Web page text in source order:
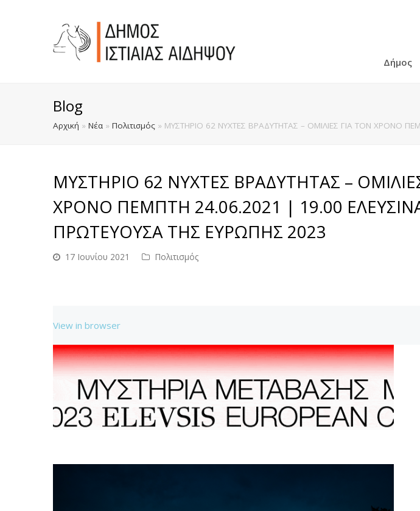
Δήμος
Blog
Αρχική » Νέα » Πολιτισμός » ΜΥΣΤΗΡΙΟ 62 ΝΥΧΤΕΣ ΒΡΑΔΥΤΗΤΑΣ – ΟΜΙΛΙΕΣ ΓΙΑ ΤΟΝ ΧΡΟΝΟ
ΜΥΣΤΗΡΙΟ 62 ΝΥΧΤΕΣ ΒΡΑΔΥΤΗΤΑΣ –
ΧΡΟΝΟ ΠΕΜΠΤΗ 24.06.2021 | 19.00
ΠΡΩΤΕΥΟΥΣΑ ΤΗΣ ΕΥΡΩΠΗΣ 2023
17 Ιουνίου 2021 Πολιτισμός
View in browser